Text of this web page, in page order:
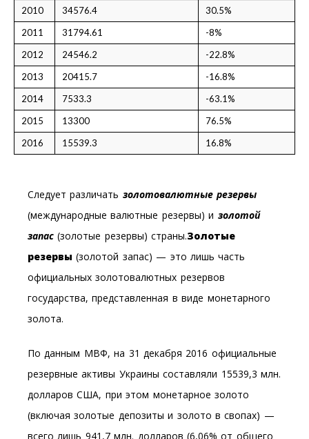
2010
34576.4
30.5%
2011
31794.61
-8%
2012
24546.2
-22.8%
2013
20415.7
-16.8%
2014
7533.3
-63.1%
2015
13300
76.5%
2016
15539.3 16.8%
Следует различать золотовалютные резервы
(международные валютные резервы) и золотой
запас (золотые резервы) страны.Золотые
резервы (золотой запас) — это лишь часть
официальных золотовалютных резервов
государства, представленная в виде монетарного
золота.
По данным МВФ, на 31 декабря 2016 официальные
резервные активы Украины составляли 15539,3 млн.
долларов США, при этом монетарное золото
(включая золотые депозиты и золото в свопах) —
всего лишь 941,7 млн. долларов (6,06% от общего